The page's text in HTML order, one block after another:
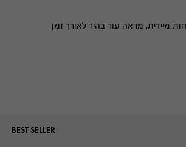
מיידית, מראה עור בהיר לאורך זמן
BEST SELLER